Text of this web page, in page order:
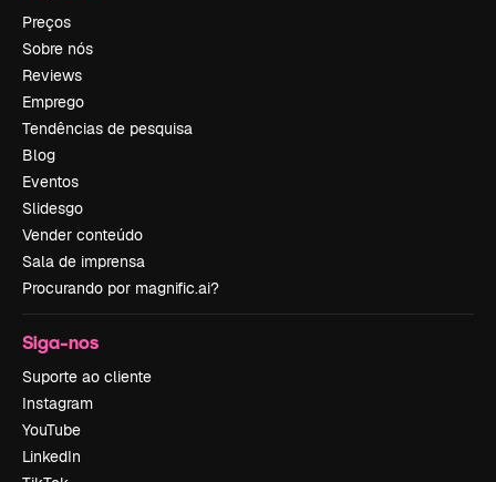
Preços
Sobre nós
Reviews
Emprego
Tendências de pesquisa
Blog
Eventos
Slidesgo
Vender conteúdo
Sala de imprensa
Procurando por magnific.ai?
Siga-nos
Suporte ao cliente
Instagram
YouTube
LinkedIn